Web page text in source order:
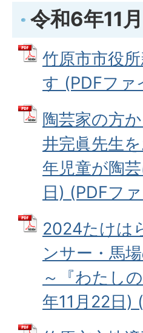
令和6年11月
竹原市市役
す (PDFファ
陶芸家の方
井完眞先生
年児童が陶
日) (PDFフ
2024たけは
ンサー・馬
～『わたし
年11月22日)